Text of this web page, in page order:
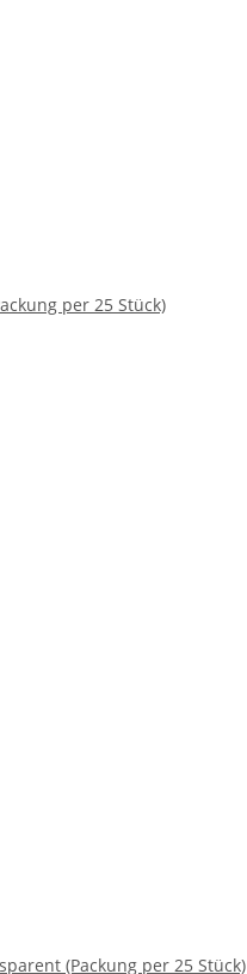
per 25 Stück)
(Packung per 25 Stück)